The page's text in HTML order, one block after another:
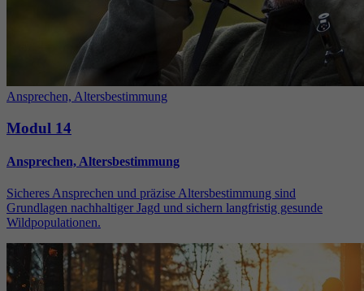
Ansprechen, Altersbestimmung
Modul 14
Ansprechen, Altersbestimmung
Sicheres Ansprechen und präzise Altersbestimmung sind
Grundlagen nachhaltiger Jagd und sichern langfristig gesunde
Wildpopulationen.